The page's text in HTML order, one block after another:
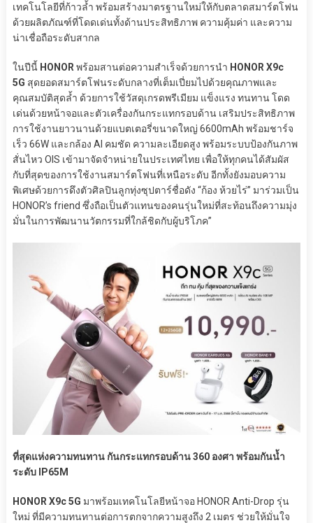
เทคโนโลยีที่ก้าวล้ำ พร้อมสร้างมาตรฐานใหม่ให้กับตลาดสมาร์ตโฟน
ด้วยผลิตภัณฑ์ที่โดดเด่นทั้งด้านประสิทธิภาพ ความคุ้มค่า และความ
น่าเชื่อถือระดับสากล
ในปีนี้ HONOR พร้อมสานต่อความสำเร็จด้วยการนำ HONOR X9c
5G สุดยอดสมาร์ตโฟนระดับกลางที่เต็มเปี่ยมไปด้วยคุณภาพและ
คุณสมบัติสุดล้ำ ด้วยการใช้วัสดุเกรดพรีเมียม แข็งแรง ทนทาน โดด
เด่นด้วยหน้าจอและตัวเครื่องกันกระแทกรอบด้าน เสริมประสิทธิภาพ
การใช้งานยาวนานด้วยแบตเตอรี่ขนาดใหญ่ 6600mAh พร้อมชาร์จ
เร็ว 66W และกล้อง AI คมชัด ความละเอียดสูง พร้อมระบบป้องกันภาพ
สั่นไหว OIS เข้ามาจัดจำหน่ายในประเทศไทย เพื่อให้ทุกคนได้สัมผัส
กับที่สุดของการใช้งานสมาร์ตโฟนที่เหนือระดับ อีกทั้งยังมอบความ
พิเศษด้วยการดึงตัวศิลปินลูกทุ่งซุปตาร์ชื่อดัง “ก้อง ห้วยไร่” มาร่วมเป็น
HONOR’s friend ซึ่งถือเป็นตัวแทนของคนรุ่นใหม่ที่สะท้อนถึงความมุ่ง
มั่นในการพัฒนานวัตกรรมที่ใกล้ชิดกับผู้บริโภค”
ที่สุดแห่งความทนทาน กันกระแทกรอบด้าน 360 องศา พร้อมกันน้ำ
ระดับ IP65M
HONOR X9c 5G มาพร้อมเทคโนโลยีหน้าจอ HONOR Anti-Drop รุ่น
ใหม่ ที่มีความทนทานต่อการตกจากความสูงถึง 2 เมตร ช่วยให้มั่นใจ